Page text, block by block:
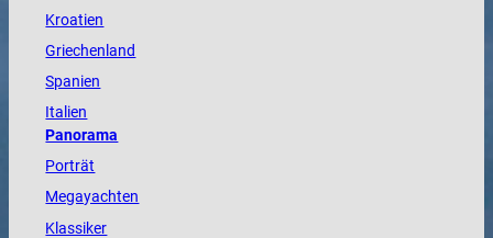
Kroatien
Griechenland
Spanien
Italien
Panorama
Porträt
Megayachten
Klassiker